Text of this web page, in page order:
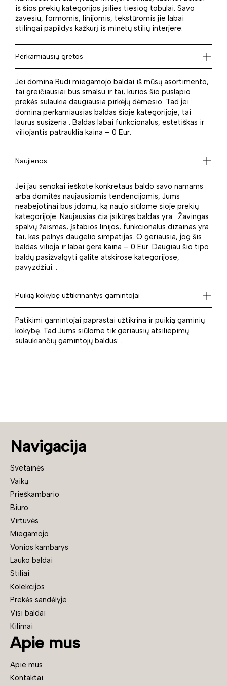
iš šios prekių kategorijos įsilies tiesiog tobulai. Savo
žavesiu, formomis, linijomis, tekstūromis jie labai
stilingai papildys kažkurį iš minėtų stilių interjere.
Perkamiausių gretos
Jei domina Rudi miegamojo baldai iš mūsų asortimento,
tai greičiausiai bus smalsu ir tai, kurios šio puslapio
prekės sulaukia daugiausia pirkėjų dėmesio. Tad jei
domina perkamiausias baldas šioje kategorijoje, tai
laurus susižeria . Baldas labai funkcionalus, estetiškas ir
viliojantis patrauklia kaina – 0 Eur.
Naujienos
Jei jau senokai ieškote konkretaus baldo savo namams
arba domitės naujausiomis tendencijomis, Jums
neabejotinai bus įdomu, ką naujo siūlome šioje prekių
kategorijoje. Naujausias čia įsikūręs baldas yra . Žavingas
spalvų žaismas, įstabios linijos, funkcionalus dizainas yra
tai, kas pelnys daugelio simpatijas. O geriausia, jog šis
baldas vilioja ir labai gera kaina – 0 Eur. Daugiau šio tipo
baldų pasižvalgyti galite atskirose kategorijose,
pavyzdžiui: .
Puikią kokybę užtikrinantys gamintojai
Patikimi gamintojai paprastai užtikrina ir puikią gaminių
kokybę. Tad Jums siūlome tik geriausių atsiliepimų
sulaukiančių gamintojų baldus: .
Navigacija
Svetainės
Vaikų
Prieškambario
Biuro
Virtuvės
Miegamojo
Vonios kambarys
Lauko baldai
Stiliai
Kolekcijos
Prekės sandėlyje
Visi baldai
Kilimai
Apie mus
Apie mus
Kontaktai